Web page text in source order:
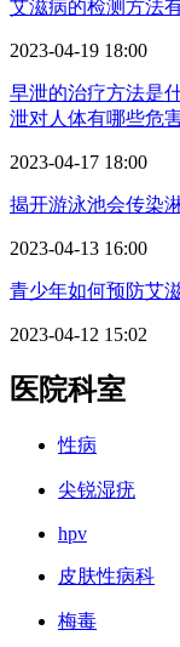
艾滋病的检测方法
2023-04-19 18:00
早泄的治疗方法是
泄对人体有哪些危
2023-04-17 18:00
揭开游泳池会传染
2023-04-13 16:00
青少年如何预防艾
2023-04-12 15:02
医院科室
性病
尖锐湿疣
hpv
皮肤性病科
梅毒